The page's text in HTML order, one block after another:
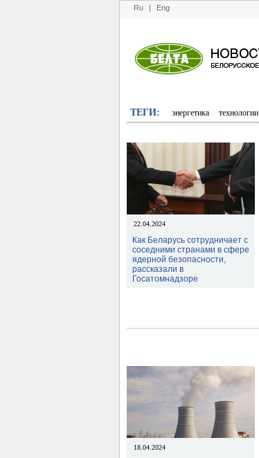
Ru | Eng
ТЕГИ: энергетика технологии
22.04.2024
Как Беларусь сотрудничает с
соседними странами в сфере
ядерной безопасности,
рассказали в
Госатомнадзоре
18.04.2024